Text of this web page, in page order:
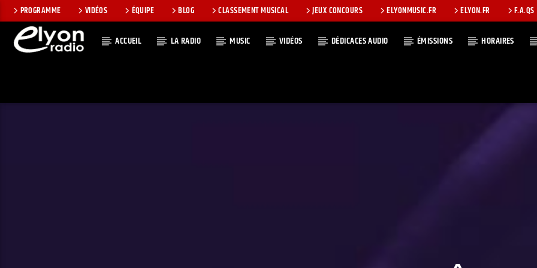
PROGRAMME VIDÉOS ÉQUIPE BLOG CLASSEMENT MUSICAL JEUX CONCOURS ELYONMUSIC.FR ELYON.FR F.A.QS
ACCUEIL LA RADIO MUSIC VIDÉOS DÉDICACES AUDIO ÉMISSIONS HORAIRES